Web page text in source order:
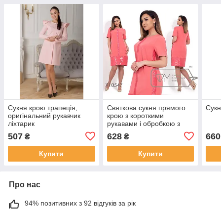
Сукня крою трапеція,
оригінальний рукавчик
ліхтарик
507 ₴
Купити
Святкова сукня прямого
крою з короткими
рукавами і обробкою з
стороні
628₴
Купити
660
Про нас
94% позитивних з 92 відгуків за рік